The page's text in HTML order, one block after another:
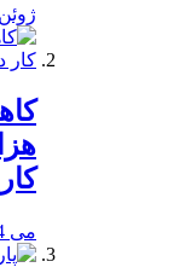
ژوئن 22, 2020
می 14, 2020